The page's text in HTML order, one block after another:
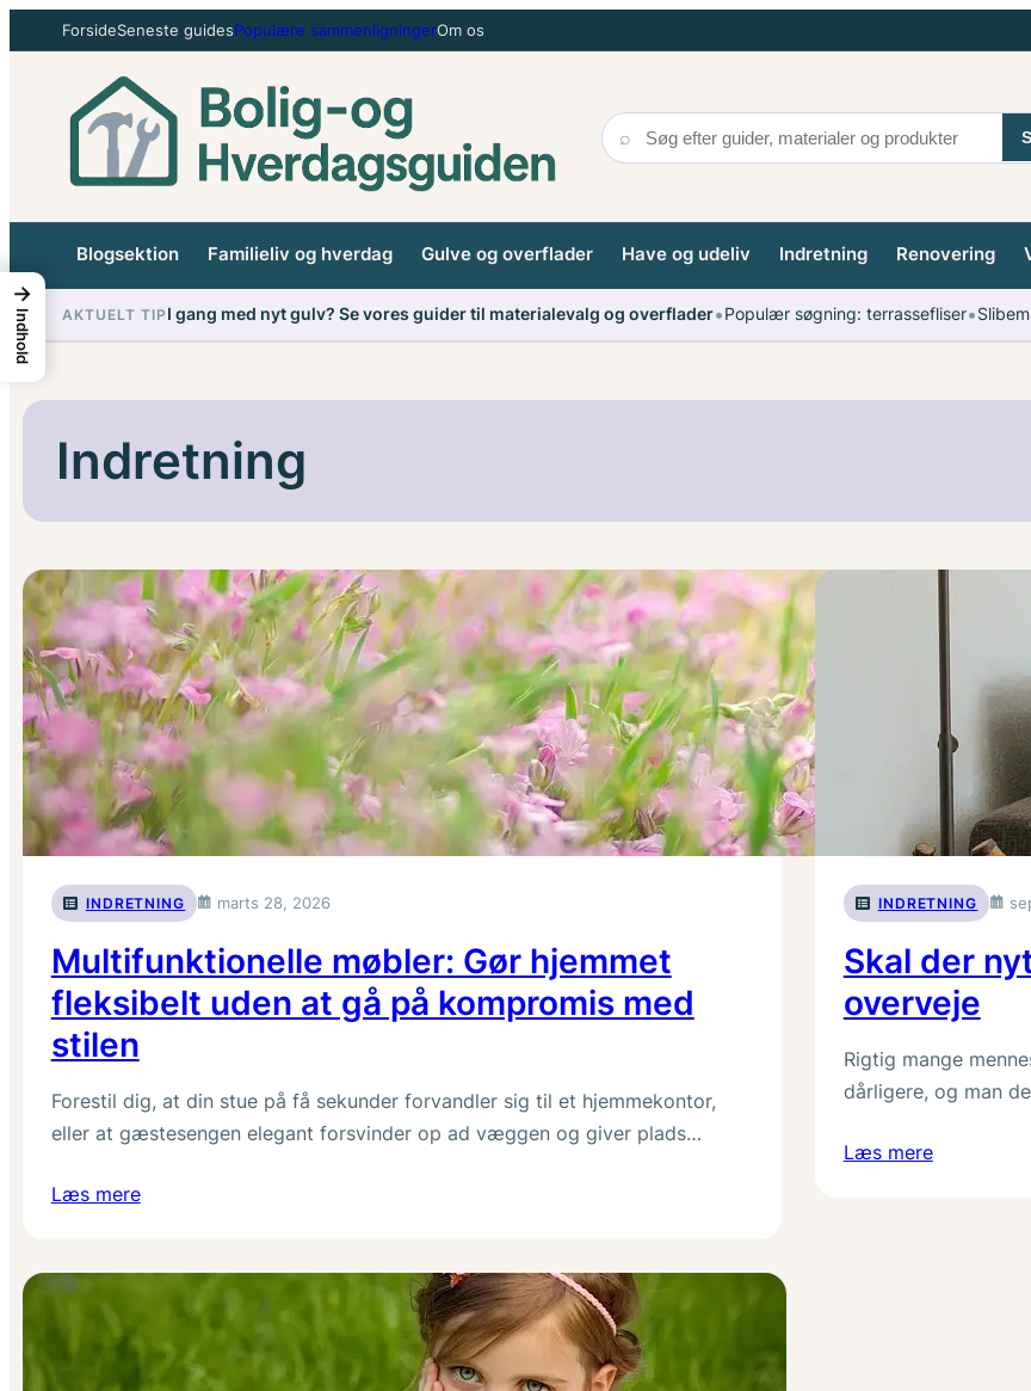
Spring
til
ForsideSeneste guidesPopulære sammenligningerOm os
⌕
Blogsektion Familieliv og hverdag Gulve og overflader Have og udeliv Indretning Renovering
AKTUELT TIP I gang med nyt gulv? Se vores guider til materialevalg og overflader•Populær søgning: terrassefliser•
Indretning
INDRETNING marts 28, 2026
Multifunktionelle møbler: Gør hjemmet
fleksibelt uden at gå på kompromis med
stilen
Forestil dig, at din stue på få sekunder forvandler sig til et hjemmekontor,
eller at gæstesengen elegant forsvinder op ad væggen og giver plads…
Læs mere
INDRETNING
Skal der
overveje
Rigtig mange
dårligere, og man
Læs mere
→
Indhold